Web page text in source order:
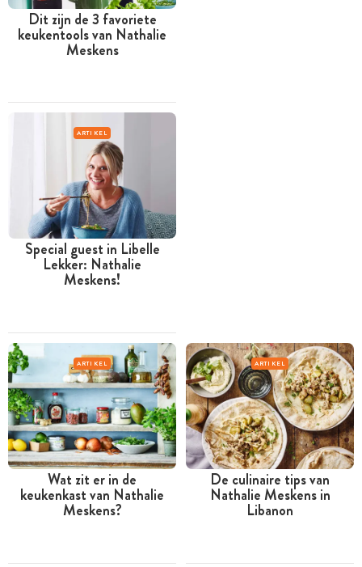
Dit zijn de 3 favoriete
keukentools van Nathalie
Meskens
ARTIKEL
Special guest in Libelle
Lekker: Nathalie
Meskens!
ARTIKEL
Wat zit er in de
keukenkast van Nathalie
Meskens?
ARTIKEL
De culinaire tips van
Nathalie Meskens in
Libanon